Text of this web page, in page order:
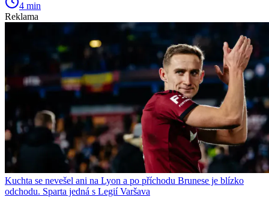
4 min
Reklama
Kuchta se nevešel ani na Lyon a po příchodu Brunese je blízko
odchodu. Sparta jedná s Legií Varšava